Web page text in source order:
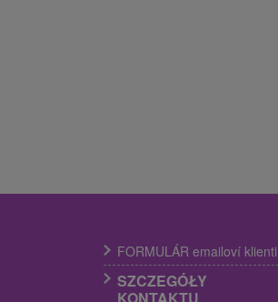
FORMULÁR emailoví klienti
SZCZEGÓŁY